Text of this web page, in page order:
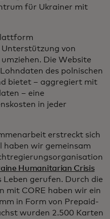
für Ukrainer mit
Unterstützung von
Die Website
des polnischen
bietet – aggregiert mit
– eine
in jeder
erstreckt sich
haben wir gemeinsam
Humanitarian Crisis
Leben gerufen. Durch die
mit CORE haben wir ein
in Form von Prepaid-
wurden 2.500 Karten